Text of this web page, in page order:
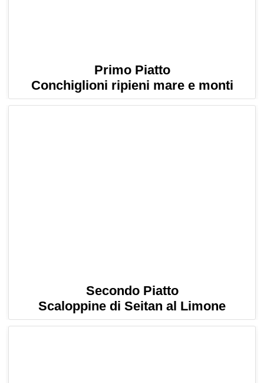
Primo Piatto
Conchiglioni ripieni mare e monti
Secondo Piatto
Scaloppine di Seitan al Limone